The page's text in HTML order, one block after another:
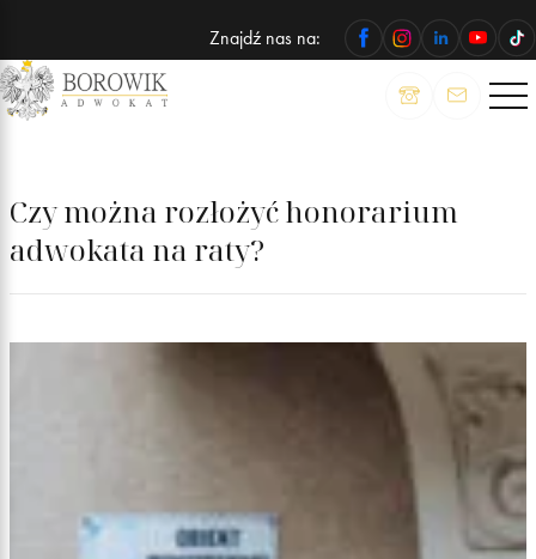
Znajdź nas na:
ADWOKAT
Wojciech
Czy można rozłożyć honorarium
adwokata na raty?